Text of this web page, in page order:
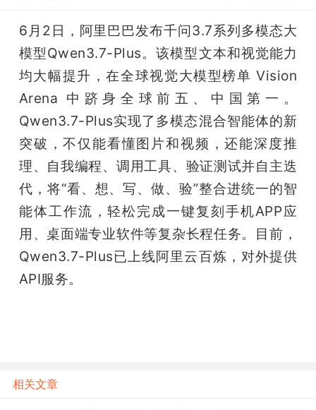
网
公
课
活
动
中
6月2日，阿里巴巴发布千问3.7系列多模态大
模型Qwen3.7-Plus。该模型文本和视觉能力
均大幅提升，在全球视觉大模型榜单 Vision
Arena 中跻身全球前五、中国第一。
Qwen3.7-Plus实现了多模态混合智能体的新
突破，不仅能看懂图片和视频，还能深度推
理、自我编程、调用工具、验证测试并自主迭
代，将“看、想、写、做、验”整合进统一的智
能体工作流，轻松完成一键复刻手机APP应
用、桌面端专业软件等复杂长程任务。目前，
Qwen3.7-Plus已上线阿里云百炼，对外提供
API服务。
相关文章